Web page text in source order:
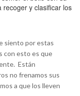
recoger y clasificar los
siento por estas
con esto es que
Están
no frenamos sus
a que los lleven